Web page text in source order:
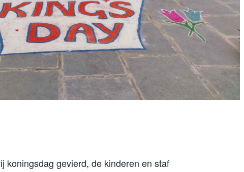
koningsdag gevierd, de kinderen en staf